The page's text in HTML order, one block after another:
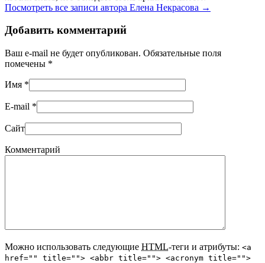
Посмотреть все записи автора Елена Некрасова →
Добавить комментарий
Ваш e-mail не будет опубликован. Обязательные поля
помечены *
Имя *
E-mail *
Сайт
Комментарий
Можно использовать следующие HTML-теги и атрибуты: <a
href="" title=""> <abbr title=""> <acronym title="">